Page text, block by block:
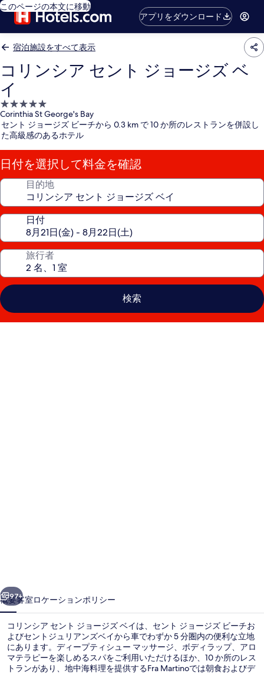
このページの本文に移動
アプリをダウンロード
宿泊施設をすべて表示
コリンシア セント ジョージズ ベ
イ
5.0
つ
星
宿
泊
施
設
Corinthia St George's Bay
セント ジョージズ ビーチから 0.3 km で 10 か所のレストランを併設し
た高級感のあるホテル
日付を選択して料金を確認
目的地
日付
旅行者
検索
ト
ジ
ョ
ー
ジ
97+
概要客室ロケーションポリシー
コリンシア セント ジョージズ ベイは、セント ジョージズ ビーチお
よびセントジュリアンズベイから車でわずか 5 分圏内の便利な立地
にあります。ディープティシュー マッサージ、ボディラップ、アロ
マテラピーを楽しめるスパをご利用いただけるほか、10 か所のレス
トランがあり、地中海料理を提供するFra Martinoでは朝食およびデ